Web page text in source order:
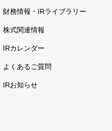
財務情報・IRライブラリー
株式関連情報
IRカレンダー
よくあるご質問
IRお知らせ